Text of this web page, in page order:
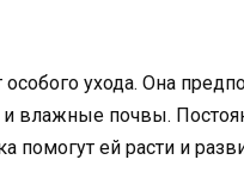
ухода. Она
и влажные почвы.
помогут ей расти и